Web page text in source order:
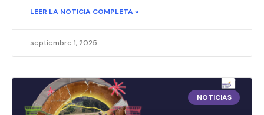
LEER LA NOTICIA COMPLETA »
septiembre 1, 2025
NOTICIAS